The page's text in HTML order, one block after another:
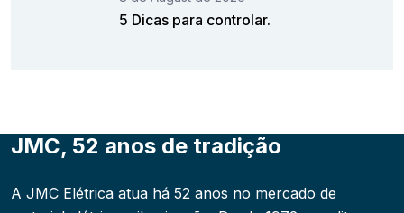
5 Dicas para controlar.
JMC, 52 anos de tradição
A JMC Elétrica atua há 52 anos no mercado de